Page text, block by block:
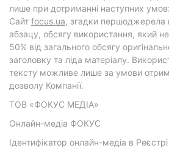
лише при дотриманні наступних
Cайт focus.ua, згадки
абзацу, обсягу використання, який
50% від загального обсягу
заголовку та ліда матеріалу.
тексту можливе лише за умови
дозволу Компанії.
ТОВ «ФОКУС МЕДІА»
Онлайн-медіа ФОКУС
Ідентифікатор онлайн-медіа в Реєстрі